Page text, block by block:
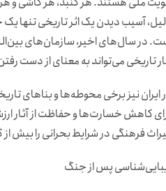
آسیب دیدن یک اثر تاریخی تنها
در سال‌های اخیر، سازمان‌های
تاریخی می‌تواند به معنای از دست
ایران نیز برخی محوطه‌ها و بناهای
کاهش خسارت‌ها و حفاظت از آثار
فرهنگی در شرایط بحرانی را بیش
پس از جنگ